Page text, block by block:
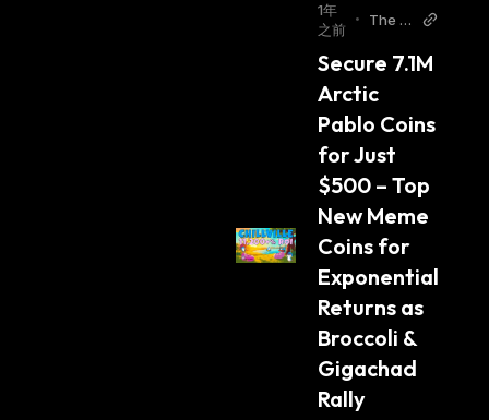
1年
之前
•
The Bi
nal
Secure 7.1M
Arctic
Pablo Coins
for Just
$500 – Top
New Meme
Coins for
Exponential
Returns as
Broccoli &
Gigachad
Rally